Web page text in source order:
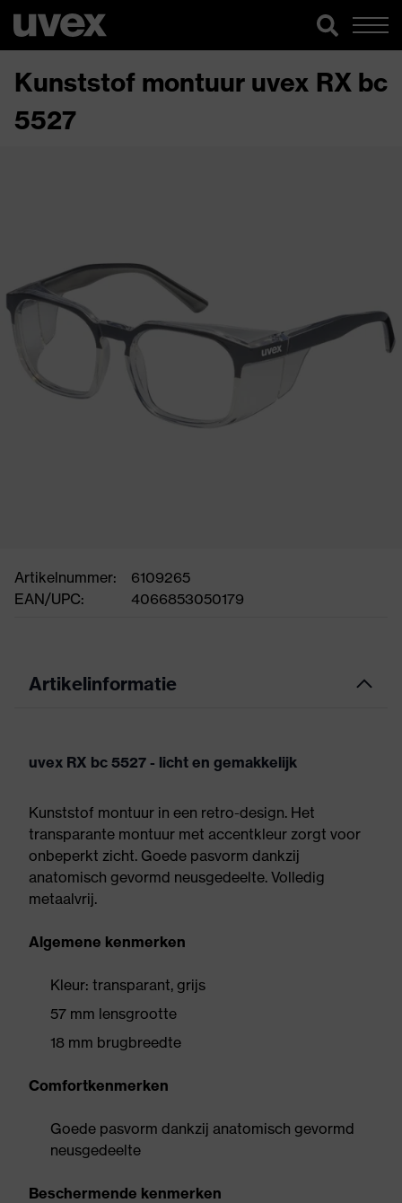
Kunststof montuur uvex RX bc
5527
Artikelnummer:
6109265
EAN/UPC:
4066853050179
Artikelinformatie
uvex RX bc 5527 - licht en gemakkelijk
Kunststof montuur in een retro-design. Het
transparante montuur met accentkleur zorgt voor
onbeperkt zicht. Goede pasvorm dankzij
anatomisch gevormd neusgedeelte. Volledig
metaalvrij.
Algemene kenmerken
Kleur: transparant, grijs
57 mm lensgrootte
18 mm brugbreedte
Comfortkenmerken
Goede pasvorm dankzij anatomisch gevormd
neusgedeelte
Beschermende kenmerken